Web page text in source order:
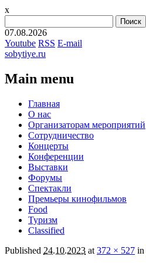
x
07.08.2026
Youtube RSS E-mail
sobytiye.ru
Main menu
Skip
content
Главная
О нас
Организаторам мероприятий
Сотрудничество
Концерты
Конференции
Выставки
Форумы
Спектакли
Премьеры кинофильмов
Food
Туризм
Сlassified
Published 24.10.2023 at 372 × 527 in